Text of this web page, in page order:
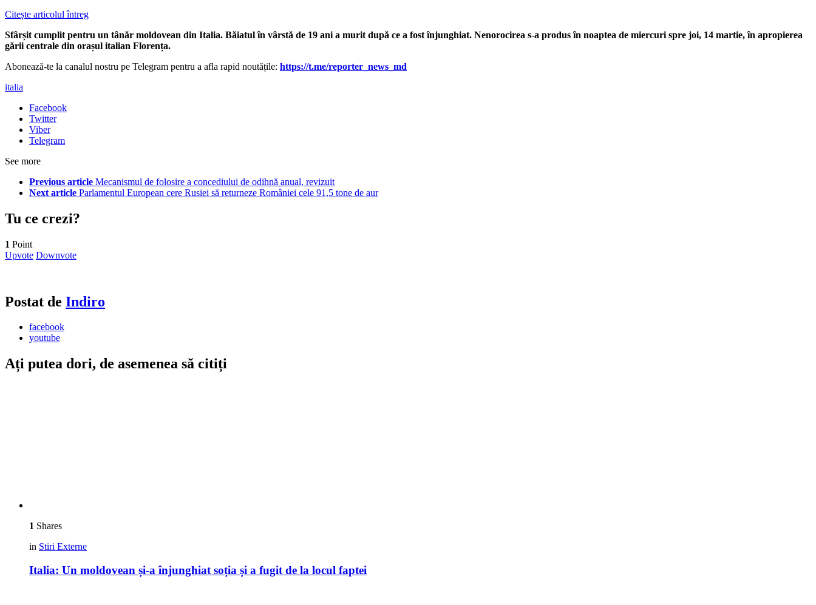
Citește articolul întreg
Sfârșit cumplit pentru un tânăr moldovean din Italia. Băiatul în vârstă de 19 ani a murit după ce a fost înjunghiat. Nenorocirea s-a produs în noaptea de miercuri spre joi, 14 martie, în apropierea
gării centrale din orașul italian Florența.
Abonează-te la canalul nostru pe Telegram pentru a afla rapid noutățile: https://t.me/reporter_news_md
italia
Facebook
Twitter
Viber
Telegram
See more
Previous article Mecanismul de folosire a concediului de odihnă anual, revizuit
Next article Parlamentul European cere Rusiei să returneze României cele 91,5 tone de aur
Tu ce crezi?
1 Point
Upvote Downvote
Postat de Indiro
facebook
youtube
Ați putea dori, de asemenea să citiți
1 Shares
in Stiri Externe
Italia: Un moldovean și-a înjunghiat soția și a fugit de la locul faptei